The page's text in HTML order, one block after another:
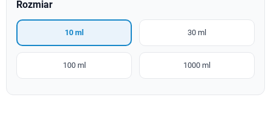
Rozmiar
10 ml 30 ml
100 ml 1000 ml